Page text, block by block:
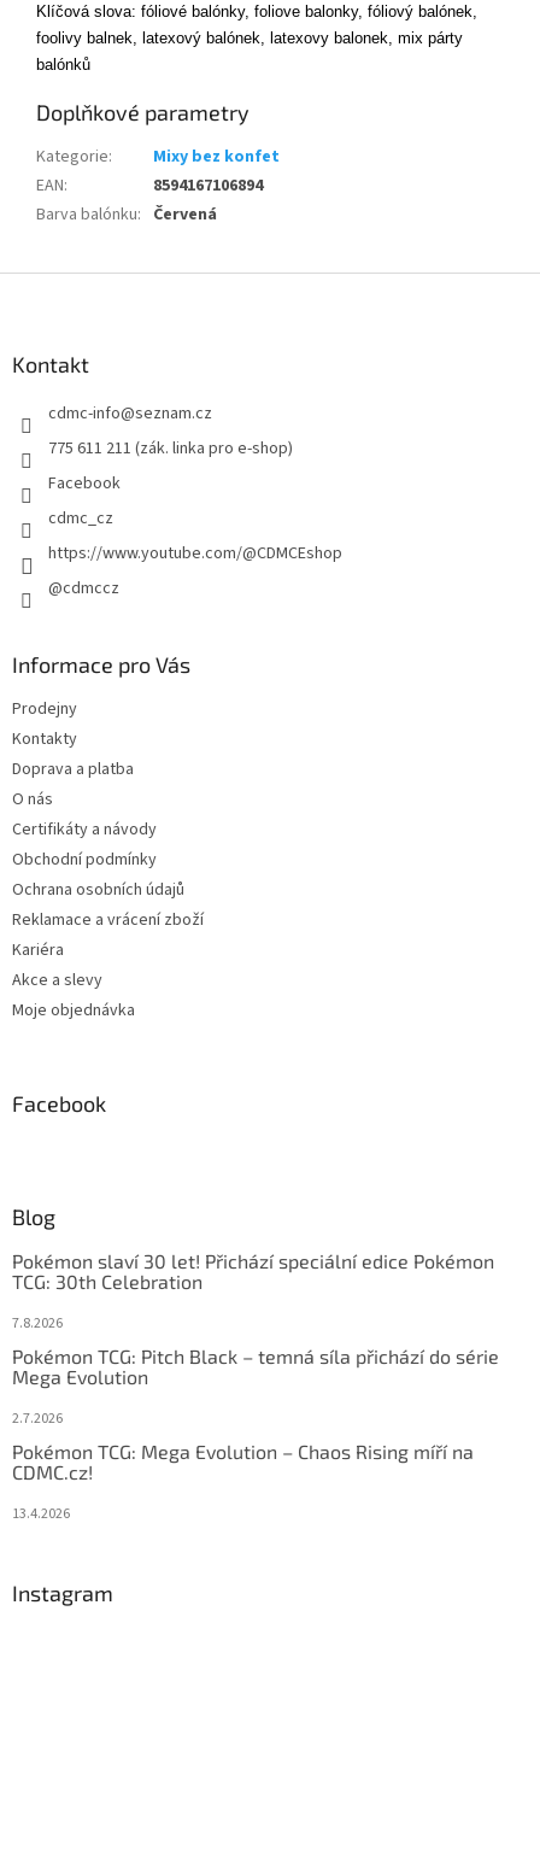
Klíčová slova: fóliové balónky, foliove balonky, fóliový balónek,
foolivy balnek, latexový balónek, latexovy balonek, mix párty
balónků
Doplňkové parametry
Kategorie:
Mixy bez konfet
EAN:
8594167106894
Barva balónku: Červená
Kontakt
cdmc-info@seznam.cz
775 611 211 (zák. linka pro e-shop)
Facebook
cdmc_cz
https://www.youtube.com/@CDMCEshop
@cdmccz
Informace pro Vás
Prodejny
Kontakty
Doprava a platba
O nás
Certifikáty a návody
Obchodní podmínky
Ochrana osobních údajů
Reklamace a vrácení zboží
Kariéra
Akce a slevy
Moje objednávka
Facebook
Blog
Pokémon slaví 30 let! Přichází speciální edice Pokémon
TCG: 30th Celebration
7.8.2026
Pokémon TCG: Pitch Black – temná síla přichází do série
Mega Evolution
2.7.2026
Pokémon TCG: Mega Evolution – Chaos Rising míří na
CDMC.cz!
13.4.2026
Instagram